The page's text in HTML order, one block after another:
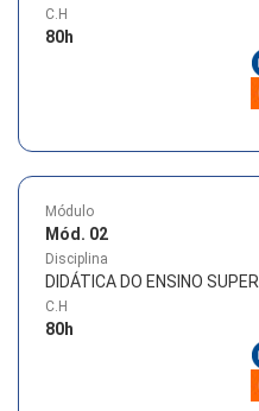
C.H
80h
Módulo
Mód. 02
Disciplina
DIDÁTICA DO ENSINO
C.H
80h